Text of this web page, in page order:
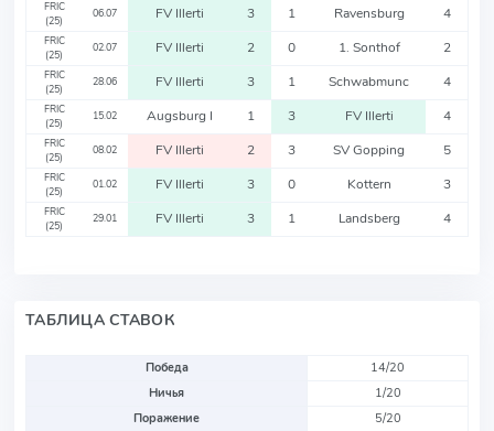
FRIC
(25)
06.07 FV Illerti 3 1 Ravensburg 4
FRIC
(25)
02.07 FV Illerti 2 0 1. Sonthof 2
FRIC
(25)
28.06 FV Illerti 3 1 Schwabmunc 4
FRIC
(25)
15.02 Augsburg I 1 3 FV Illerti 4
FRIC
(25)
08.02 FV Illerti 2 3 SV Gopping 5
FRIC
(25)
01.02 FV Illerti 3 0 Kottern 3
FRIC
(25)
29.01 FV Illerti 3 1 Landsberg 4
ТАБЛИЦА СТАВОК
Победа
14/20
Ничья
1/20
Поражение
5/20